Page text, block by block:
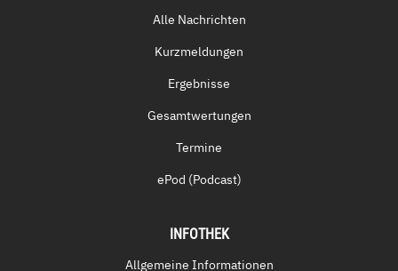
Alle Nachrichten
Kurzmeldungen
Ergebnisse
Gesamtwertungen
Termine
ePod (Podcast)
INFOTHEK
Allgemeine Informationen